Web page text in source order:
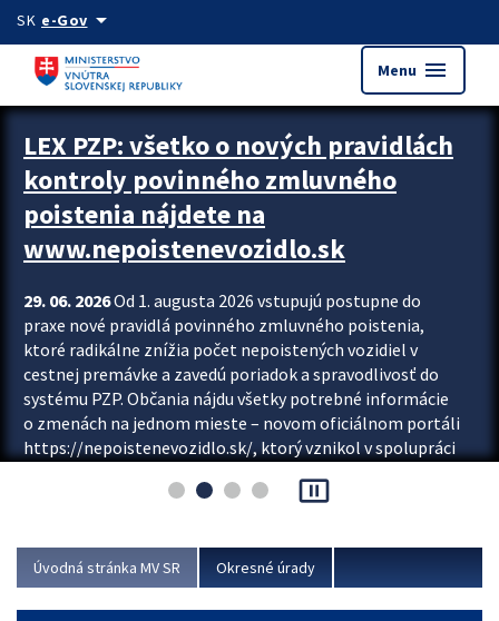
Preskocit na hlavný obsah
SK e-Govarrow_drop_down
Menu menu
Zastavit automatický posun upútavok
LEX PZP: všetko o nových pravidlách
kontroly povinného zmluvného
poistenia nájdete na
www.nepoistenevozidlo.sk
29. 06. 2026Od 1. augusta 2026 vstupujú postupne do
praxe nové pravidlá povinného zmluvného poistenia,
ktoré radikálne znížia počet nepoistených vozidiel v
cestnej premávke a zavedú poriadok a spravodlivosť do
systému PZP. Občania nájdu všetky potrebné informácie
o zmenách na jednom mieste – novom oficiálnom portáli
https://nepoistenevozidlo.sk/, ktorý vznikol v spolupráci
asociácie poisťovní (SLASPO) a Ministerstva vnútra SR.
Viac
pause_presentation
Úvodná stránka MV SR Okresné úrady